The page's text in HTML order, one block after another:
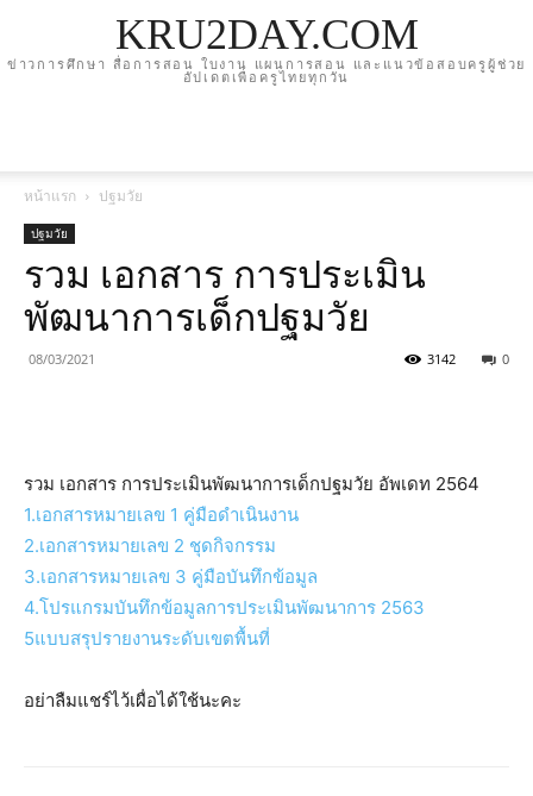
KRU2DAY.COM
ข่าวการศึกษา สื่อการสอน ใบงาน แผนการสอน และแนวข้อสอบครูผู้ช่วย
อัปเดตเพื่อครูไทยทุกวัน
หน้าแรก ปฐมวัย
ปฐมวัย
รวม เอกสาร การประเมิน
พัฒนาการเด็กปฐมวัย
08/03/2021 0
3142
รวม เอกสาร การประเมินพัฒนาการเด็กปฐมวัย อัพเดท 2564
1.เอกสารหมายเลข 1 คู่มือดำเนินงาน
2.เอกสารหมายเลข 2 ชุดกิจกรรม
3.เอกสารหมายเลข 3 คู่มือบันทึกข้อมูล
4.โปรแกรมบันทึกข้อมูลการประเมินพัฒนาการ 2563
5แบบสรุปรายงานระดับเขตพื้นที่
อย่าลืมแชร์ไว้เผื่อได้ใช้นะคะ